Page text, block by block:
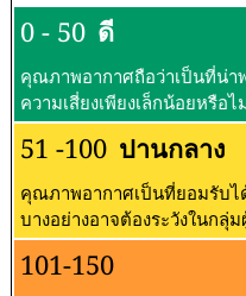
0 - 50 ดี
คุณภาพอากาศถือว่าเป็นที่น่า
ความเสี่ยงเพียงเล็กน้อยหรือไ
51 -100 ปานกลาง
คุณภาพอากาศเป็นที่ยอมรับไ
บางอย่างอาจต้องระวังในกลุ่
101-150